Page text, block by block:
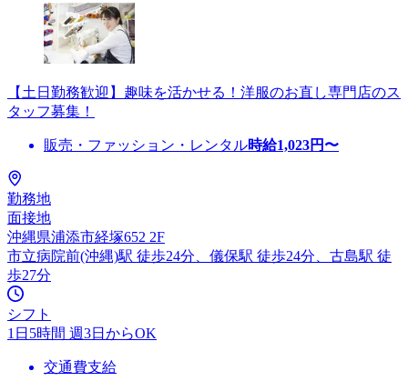
【土日勤務歓迎】趣味を活かせる！洋服のお直し専門店のス
タッフ募集！
販売・ファッション・レンタル時給1,023円〜
勤務地
面接地
沖縄県浦添市経塚652 2F
市立病院前(沖縄)駅 徒歩24分、儀保駅 徒歩24分、古島駅 徒
歩27分
シフト
1日5時間 週3日からOK
交通費支給